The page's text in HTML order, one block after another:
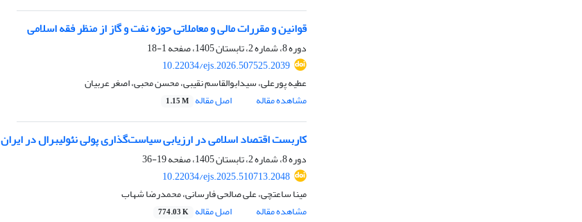
قوانین و مقررات مالی و معاملاتی حوزه نفت و گاز از منظر فقه اسلامی
دوره 8، شماره 2، تابستان 1405، صفحه
1-18
10.22034/ejs.2026.507525.2039
عطیه پورعلی، سیدابوالقاسم نقیبی، محسن محبی، اصغر عربیان
مشاهده مقاله
اصل مقاله 1.15 M
کاربست اقتصاد اسلامی در ارزیابی سیاست‌گذاری پولی نئولیبرال در ایران
دوره 8، شماره 2، تابستان 1405، صفحه
19-36
10.22034/ejs.2025.510713.2048
مینا ساعتچی، علی صالحی فارسانی، محمدرضا شهاب
مشاهده مقاله
اصل مقاله 774.03 K